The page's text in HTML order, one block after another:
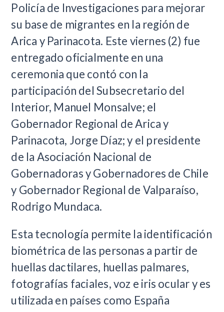
Policía de Investigaciones para mejorar
su base de migrantes en la región de
Arica y Parinacota. Este viernes (2) fue
entregado oficialmente en una
ceremonia que contó con la
participación del Subsecretario del
Interior, Manuel Monsalve; el
Gobernador Regional de Arica y
Parinacota, Jorge Díaz; y el presidente
de la Asociación Nacional de
Gobernadoras y Gobernadores de Chile
y Gobernador Regional de Valparaíso,
Rodrigo Mundaca.
Esta tecnología permite la identificación
biométrica de las personas a partir de
huellas dactilares, huellas palmares,
fotografías faciales, voz e iris ocular y es
utilizada en países como España